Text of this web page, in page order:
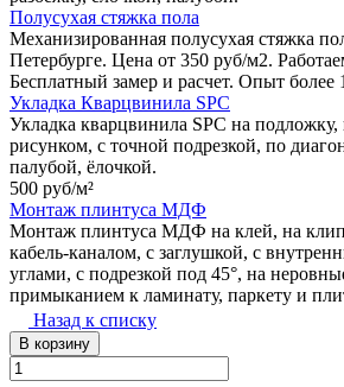
Полусухая стяжка пола
Механизированная полусухая стяжка
Петербурге. Цена от 350 руб/м2.
Бесплатный замер и расчет. Опыт более
Укладка Кварцвинила SPC
Укладка кварцвинила SPC на
рисунком, с точной подрезкой, по
палубой, ёлочкой.
500 руб/м²
Монтаж плинтуса МДФ
Монтаж плинтуса МДФ на клей, на
кабель-каналом, с заглушкой, с
углами, с подрезкой под 45°, на
примыканием к ламинату, паркету и
Назад к списку
В корзину